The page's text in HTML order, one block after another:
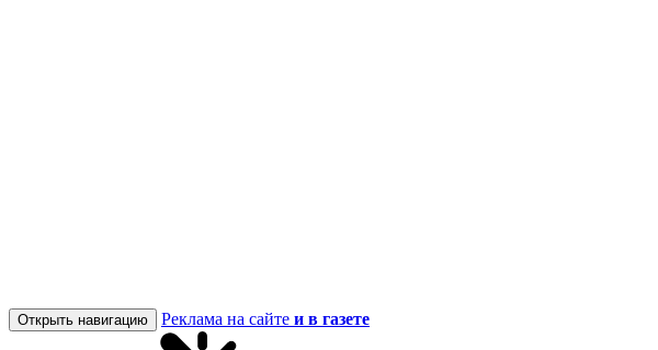
Открыть навигацию Реклама на сайте и в газете